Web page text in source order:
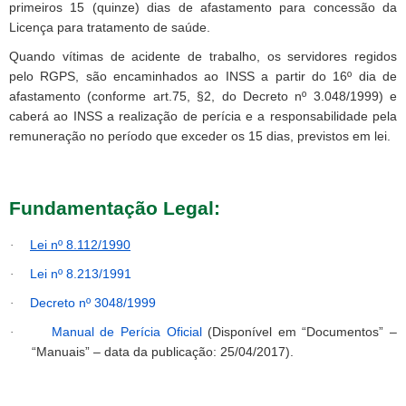
primeiros 15 (quinze) dias de afastamento para concessão da
Licença para tratamento de saúde.
Quando vítimas de acidente de trabalho, os servidores regidos
pelo RGPS, são encaminhados ao INSS a partir do 16º dia de
afastamento (conforme art.75, §2, do Decreto nº 3.048/1999) e
caberá ao INSS a realização de perícia e a responsabilidade pela
remuneração no período que exceder os 15 dias, previstos em lei.
Fundamentação Legal:
· Lei nº 8.112/1990
· Lei nº 8.213/1991
· Decreto nº 3048/1999
· Manual de Perícia Oficial(Disponível em “Documentos” –
“Manuais” – data da publicação: 25/04/2017).